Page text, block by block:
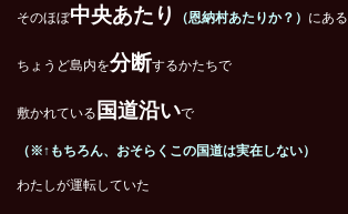
そのほぼ中央あたり （恩納村あたりか？） にある
ちょうど島内を分断するかたちで
敷かれている 国道沿いで
（※↑もちろん、おそらくこの国道は実在しない）
わたしが運転していた